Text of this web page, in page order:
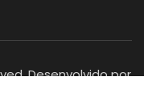
Desenvolvido por